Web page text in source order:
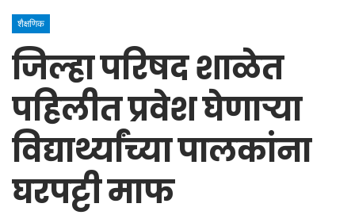
शैक्षणिक
जिल्हा परिषद शाळेत
पहिलीत प्रवेश घेणाऱ्या
विद्यार्थ्यांच्या पालकांना
घरपट्टी माफ